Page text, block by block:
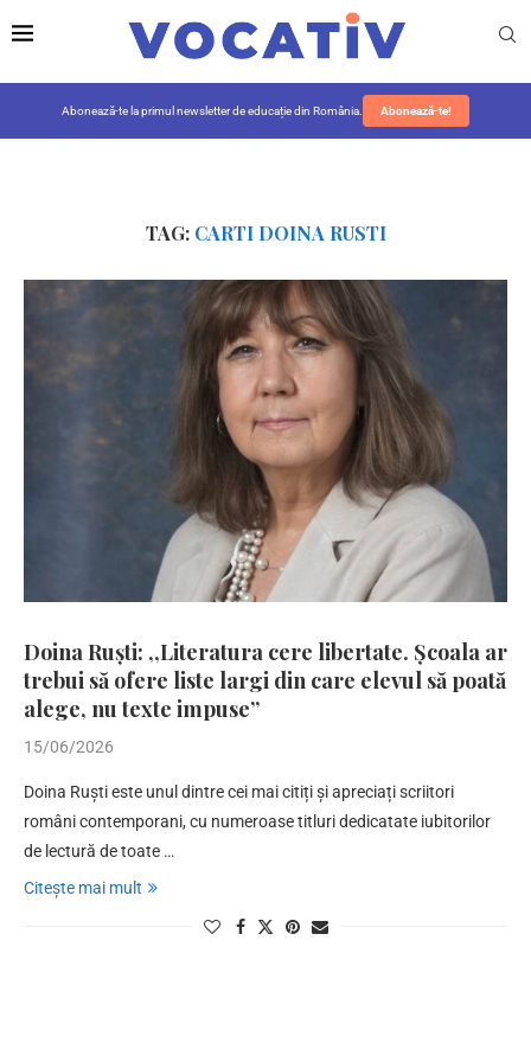
Abonează-te la primul newsletter de educație din România. Abonează-te!
TAG: CARTI DOINA RUSTI
Doina Ruști: ,,Literatura cere libertate. Școala ar
trebui să ofere liste largi din care elevul să poată
alege, nu texte impuse”
15/06/2026
Doina Ruști este unul dintre cei mai citiți și apreciați scriitori
români contemporani, cu numeroase titluri dedicatate iubitorilor
de lectură de toate …
Citește mai mult